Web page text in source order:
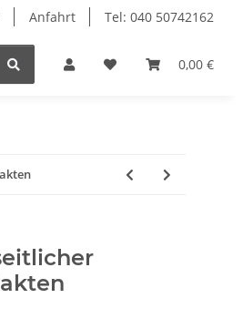
Anfahrt Tel: 040 50742162
0,00 €